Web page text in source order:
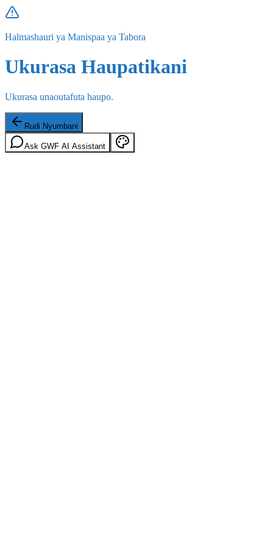
Halmashauri ya Manispaa ya Tabora
Ukurasa Haupatikani
Ukurasa unaoutafuta haupo.
Rudi Nyumbani
Ask GWF AI Assistant